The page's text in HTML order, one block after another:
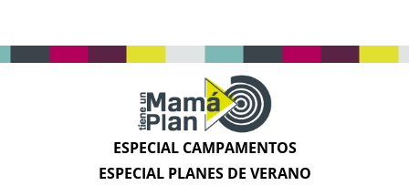
ESPECIAL CAMPAMENTOS
ESPECIAL PLANES DE VERANO